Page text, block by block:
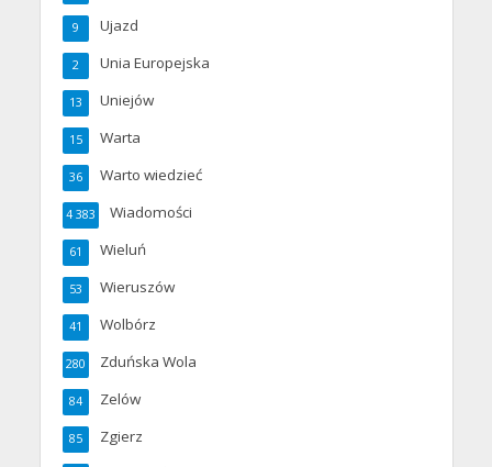
Ujazd
9
Unia Europejska
2
Uniejów
13
Warta
15
Warto wiedzieć
36
Wiadomości
4 383
Wieluń
61
Wieruszów
53
Wolbórz
41
Zduńska Wola
280
Zelów
84
Zgierz
85